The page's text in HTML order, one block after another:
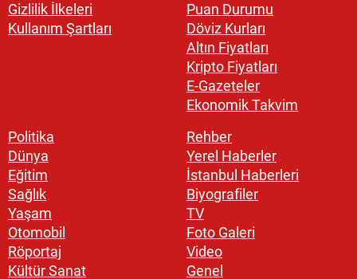
Gizlilik İlkeleri
Kullanım Şartları
Puan Durumu
Döviz Kurları
Altın Fiyatları
Kripto Fiyatları
E-Gazeteler
Ekonomik Takvim
Politika
Dünya
Eğitim
Sağlık
Yaşam
Otomobil
Röportaj
Kültür Sanat
Rehber
Yerel Haberler
İstanbul Haberleri
Biyografiler
TV
Foto Galeri
Video
Genel